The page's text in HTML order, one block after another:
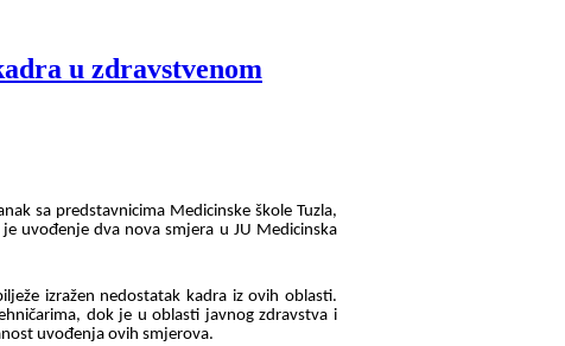
u zdravstvenom
sa predstavnicima Medicinske škole Tuzla,
je uvođenje dva nova smjera u JU Medicinska
izražen nedostatak kadra iz ovih oblasti.
dok je u oblasti javnog zdravstva i
uvođenja ovih smjerova.